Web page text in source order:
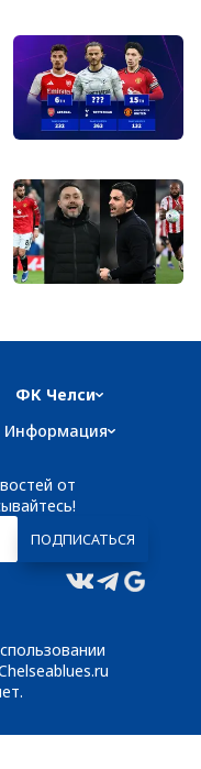
ФК Челси
Информация
от